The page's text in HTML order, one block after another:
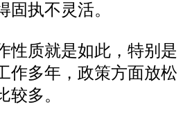
固执不灵活。
性质就是如此，特别是
作多年，政策方面放松
较多。